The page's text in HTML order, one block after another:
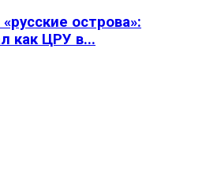
острова»:
как ЦРУ в...